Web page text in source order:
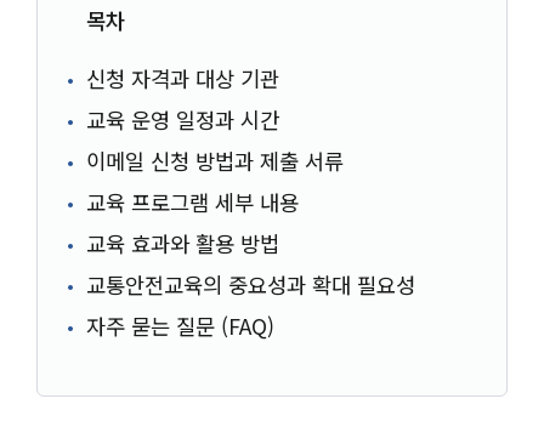
목차
신청 자격과 대상 기관
교육 운영 일정과 시간
이메일 신청 방법과 제출 서류
교육 프로그램 세부 내용
교육 효과와 활용 방법
교통안전교육의 중요성과 확대 필요성
자주 묻는 질문 (FAQ)